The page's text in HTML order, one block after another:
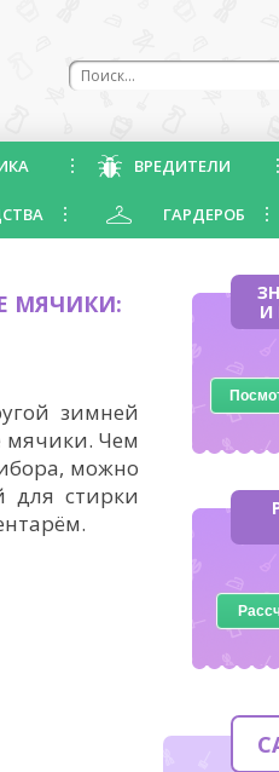
ВРЕДИТЕЛИ
ГАРДЕРОБ
МЯЧИКИ:
зимней
мячики. Чем
можно
для стирки
И